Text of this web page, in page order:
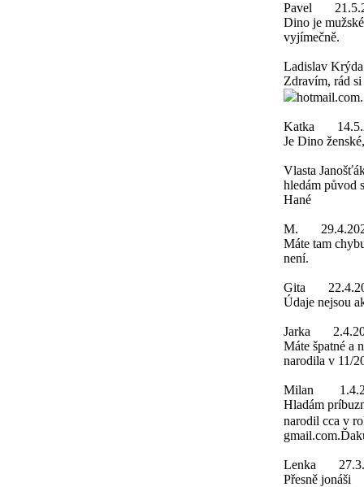
Pavel
Dino je
vyjímečně.
Ladislav Krýda
Zdravím, rád
Katka
Je Dino
Vlasta
hledám původ
Hané
M.
Máte tam
není.
Gita
Údaje nejsou
Jarka
Máte špatné a
narodila v 11/
Milan
Hladám
narodil cca v
Lenka
Přesně jonáši